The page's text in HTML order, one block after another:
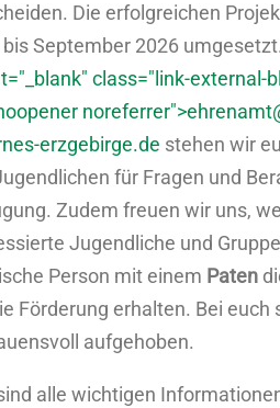
Die erfolgreichen
September 2026
class="link-external-
noreferrer">
erzgebirge.de stehen wir
für Fragen und
Zudem freuen wir uns,
Jugendliche und
Person mit einem Paten
Förderung erhalten. Bei euch
aufgehoben.
alle wichtigen